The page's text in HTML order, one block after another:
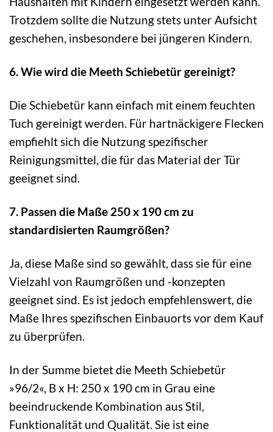
Trotzdem sollte die Nutzung stets unter Aufsicht
geschehen, insbesondere bei jüngeren Kindern.
6. Wie wird die Meeth Schiebetür gereinigt?
Die Schiebetür kann einfach mit einem feuchten
Tuch gereinigt werden. Für hartnäckigere Flecken
empfiehlt sich die Nutzung spezifischer
Reinigungsmittel, die für das Material der Tür
geeignet sind.
7. Passen die Maße 250 x 190 cm zu
standardisierten Raumgrößen?
Ja, diese Maße sind so gewählt, dass sie für eine
Vielzahl von Raumgrößen und -konzepten
geeignet sind. Es ist jedoch empfehlenswert, die
Maße Ihres spezifischen Einbauorts vor dem Kauf
zu überprüfen.
In der Summe bietet die Meeth Schiebetür
»96/2«, B x H: 250 x 190 cm in Grau eine
beeindruckende Kombination aus Stil,
Funktionalität und Qualität. Sie ist eine